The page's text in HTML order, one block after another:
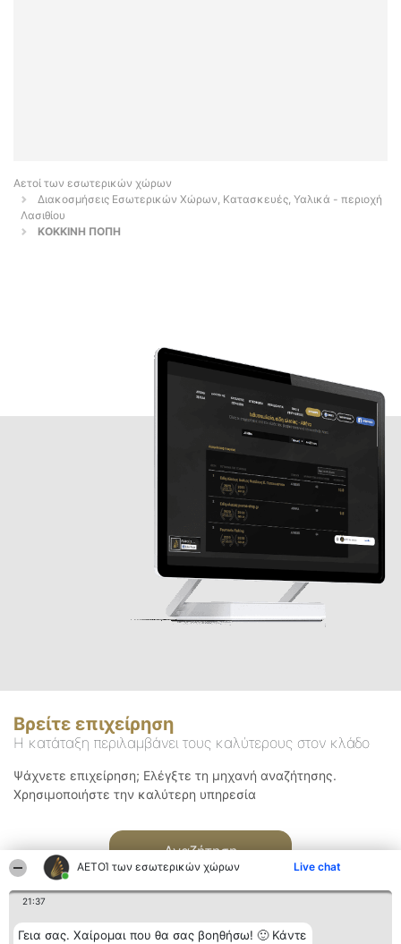
ΑΕΤΟΊ των εσωτερικών χώρων Live chat
21:37
Γεια σας. Χαίρομαι που θα σας βοηθήσω! 🙂 Κάντε
Αετοί των εσωτερικών χώρων
Διακοσμήσεις Εσωτερικών Χώρων, Κατασκευές, Υαλικά - περιοχή
Λασιθίου
ΚΟΚΚΙΝΗ ΠΟΠΗ
Βρείτε επιχείρηση
Η κατάταξη περιλαμβάνει τους καλύτερους στον κλάδο
Ψάχνετε επιχείρηση; Ελέγξτε τη μηχανή αναζήτησης.
Χρησιμοποιήστε την καλύτερη υπηρεσία
Αναζήτηση